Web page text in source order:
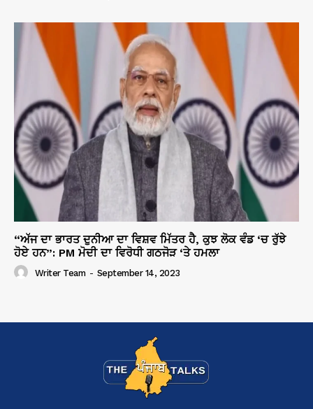
“ਅੱਜ ਦਾ ਭਾਰਤ ਦੁਨੀਆ ਦਾ ਵਿਸ਼ਵ ਮਿੱਤਰ ਹੈ, ਕੁਝ ਲੋਕ ਵੰਡ ‘ਚ ਰੁੱਝੇ
ਹੋਏ ਹਨ”: PM ਮੋਦੀ ਦਾ ਵਿਰੋਧੀ ਗਠਜੋੜ ‘ਤੇ ਹਮਲਾ
Writer Team - September 14, 2023